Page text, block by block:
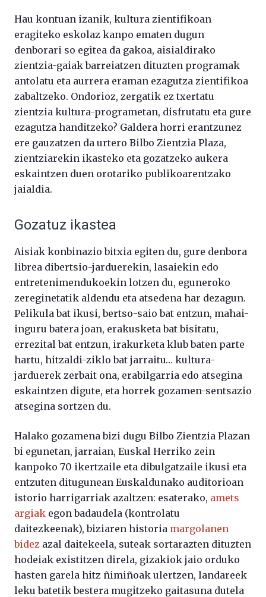
Hau kontuan izanik, kultura zientifikoan
eragiteko eskolaz kanpo ematen dugun
denborari so egitea da gakoa, aisialdirako
zientzia-gaiak barreiatzen dituzten programak
antolatu eta aurrera eraman ezagutza zientifikoa
zabaltzeko. Ondorioz, zergatik ez txertatu
zientzia kultura-programetan, disfrutatu eta gure
ezagutza handitzeko? Galdera horri erantzunez
ere gauzatzen da urtero Bilbo Zientzia Plaza,
zientziarekin ikasteko eta gozatzeko aukera
eskaintzen duen orotariko publikoarentzako
jaialdia.
Gozatuz ikastea
Aisiak konbinazio bitxia egiten du, gure denbora
librea dibertsio-jarduerekin, lasaiekin edo
entretenimendukoekin lotzen du, eguneroko
zereginetatik aldendu eta atsedena har dezagun.
Pelikula bat ikusi, bertso-saio bat entzun, mahai-
inguru batera joan, erakusketa bat bisitatu,
errezital bat entzun, irakurketa klub baten parte
hartu, hitzaldi-ziklo bat jarraitu… kultura-
jarduerek zerbait ona, erabilgarria edo atsegina
eskaintzen digute, eta horrek gozamen-sentsazio
atsegina sortzen du.
Halako gozamena bizi dugu Bilbo Zientzia Plazan
bi egunetan, jarraian, Euskal Herriko zein
kanpoko 70 ikertzaile eta dibulgatzaile ikusi eta
entzuten ditugunean Euskaldunako auditorioan
istorio harrigarriak azaltzen: esaterako, amets
argiak egon badaudela (kontrolatu
daitezkeenak), biziaren historia margolanen
bidez azal daitekeela, suteak sortarazten dituzten
hodeiak existitzen direla, gizakiok jaio orduko
hasten garela hitz ñimiñoak ulertzen, landareek
leku batetik bestera mugitzeko gaitasuna dutela